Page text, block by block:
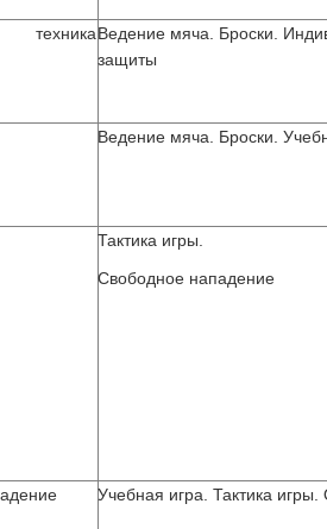
техникаВедение мяча. Броски.
защиты
Ведение мяча. Броски.
Тактика игры.
Свободное нападение
Учебная игра. Тактика